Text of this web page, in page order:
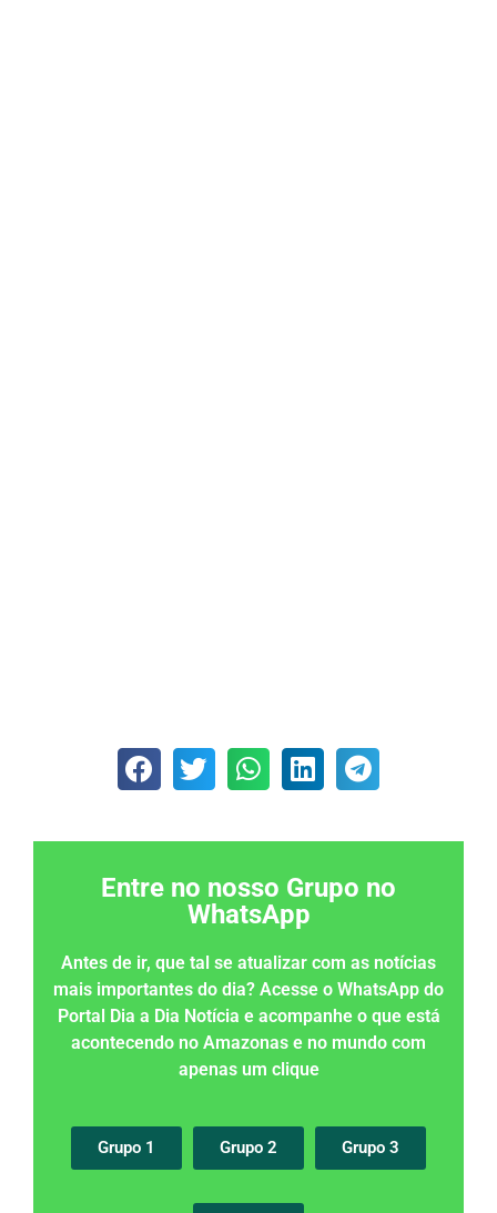
Entre no nosso Grupo no
WhatsApp
Antes de ir, que tal se atualizar com as notícias
mais importantes do dia? Acesse o WhatsApp do
Portal Dia a Dia Notícia e acompanhe o que está
acontecendo no Amazonas e no mundo com
apenas um clique
Grupo 1 Grupo 2 Grupo 3